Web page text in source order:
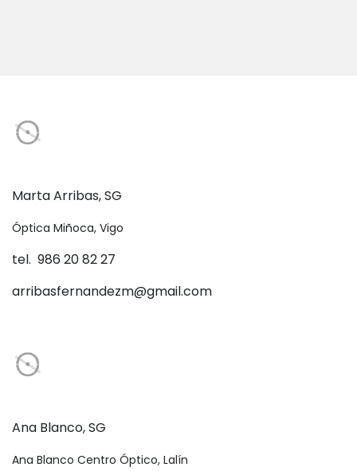
Marta Arribas, SG
Óptica Miñoca, Vigo
tel. 986 20 82 27
arribasfernandezm@gmail.com
Ana Blanco, SG
Ana Blanco Centro Óptico, Lalín